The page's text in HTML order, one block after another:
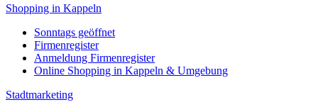
Shopping in Kappeln
Sonntags geöffnet
Firmenregister
Anmeldung Firmenregister
Online Shopping in Kappeln & Umgebung
Stadtmarketing